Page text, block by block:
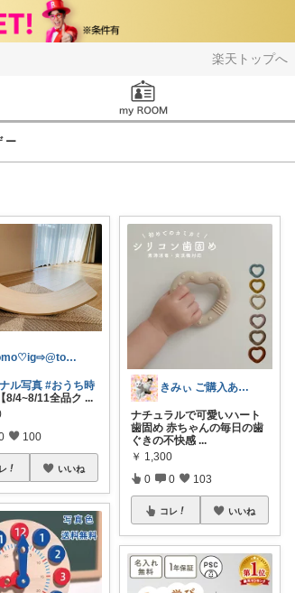
楽天トップへ
ー
Tomo♡ig⇨@tomo_17room
ル写真 #おうち時
【8/4~8/11全品ク ...
100
いいね
きみぃ ご購入ありがとうございます♪
ナチュラルで可愛いハート
歯固め 赤ちゃんの毎日の歯
ぐきの不快感 ...
￥ 1,300
0 0 103
コレ いいね